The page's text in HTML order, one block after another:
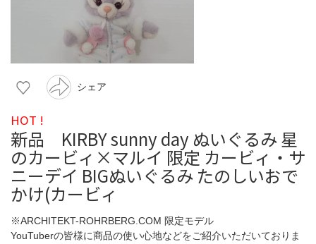
シェア
HOT !
新品 KIRBY sunny day ぬいぐるみ 星
のカービィ×マルイ 限定 カービィ・サ
ニーデイ BIGぬいぐるみ たのしいおで
かけ(カービィ
※ARCHITEKT-ROHRBERG.COM 限定モデル
YouTuberの皆様に商品の使い心地などをご紹介いただいておりま